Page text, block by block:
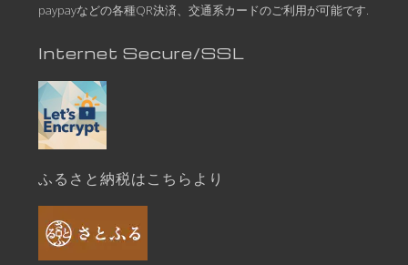
paypayなどの各種QR決済、交通系カードのご利用が可能です.
Internet Secure/SSL
ふるさと納税はこちらより